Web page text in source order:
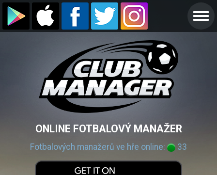
ONLINE FOTBALOVÝ MANAŽER
Fotbalových manažerů ve hře online: 33